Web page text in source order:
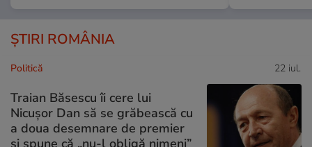
ȘTIRI ROMÂNIA
Politică 22 iul.
Traian Băsescu îi cere lui
Nicușor Dan să se grăbească cu
a doua desemnare de premier